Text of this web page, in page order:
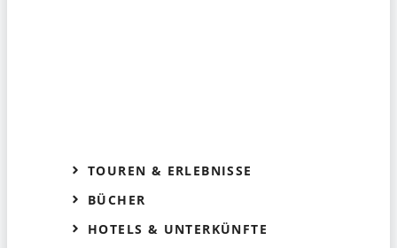
TOUREN & ERLEBNISSE
BÜCHER
HOTELS & UNTERKÜNFTE